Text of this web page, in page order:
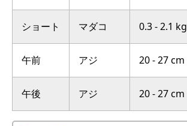
ショート マダコ 0.3 - 2.1 kg
午前 アジ 20 - 27 cm
午後 アジ 20 - 27 cm